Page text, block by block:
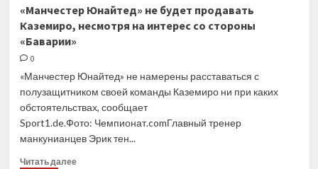
попытался
добраться
до ван
матча
АПЛ,
но был
задержан
«Манчестер Юнайтед» не будет продавать
Каземиро, несмотря на интерес со стороны
«Баварии»
0
«Манчестер Юнайтед» не намерены расставаться с
полузащитником своей команды Каземиро ни при каких
обстоятельствах, сообщает
Sport1.de.Фото: Чемпионат.comГлавный тренер
манкунианцев Эрик тен...
Читать далееПрочитать